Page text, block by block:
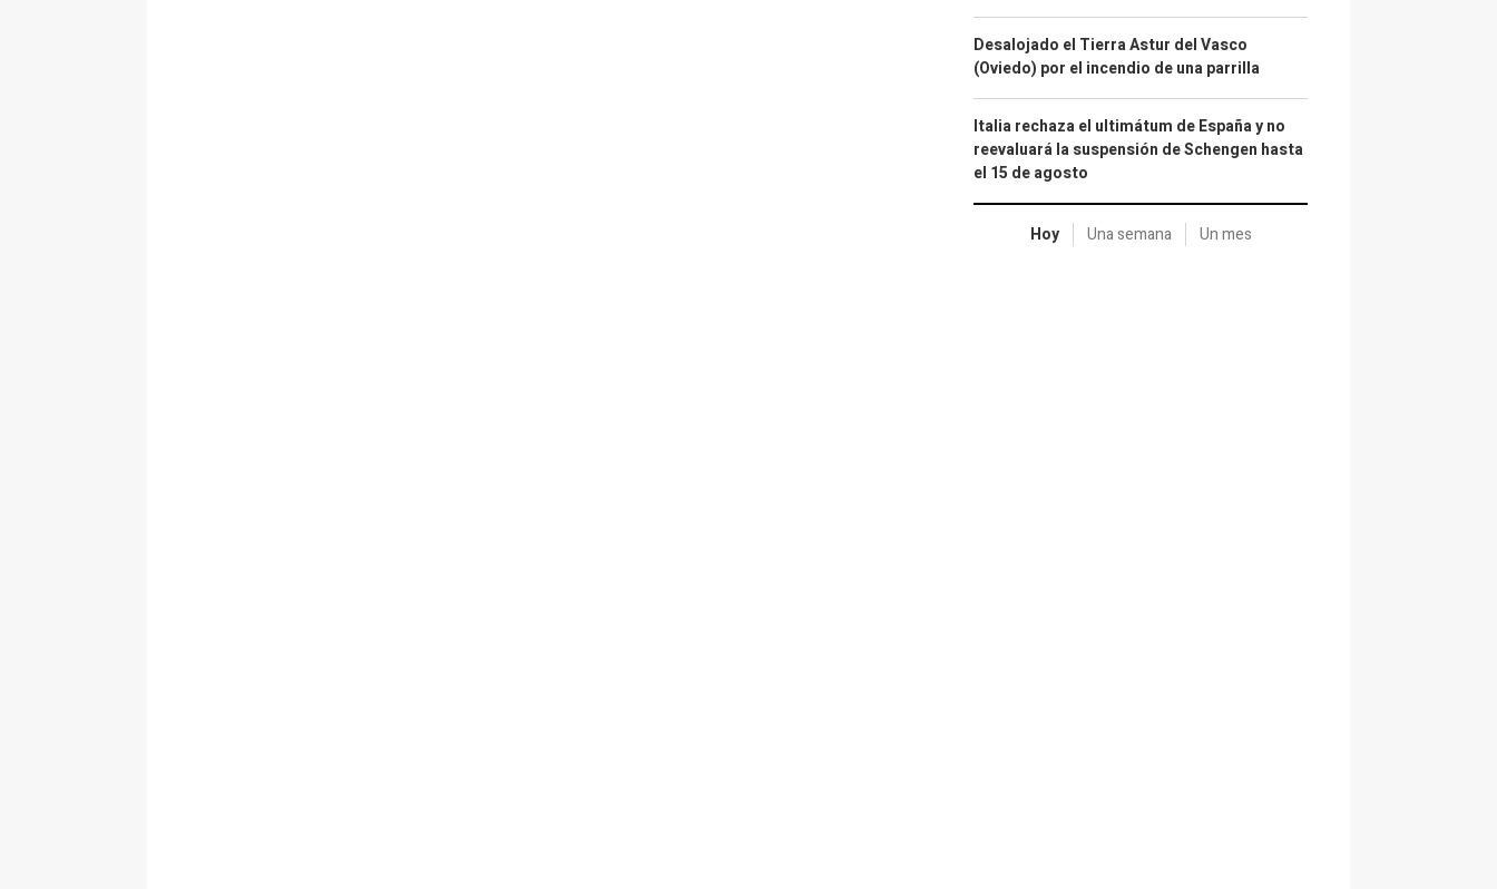
Desalojado el Tierra Astur del Vasco
(Oviedo) por el incendio de una parrilla
Italia rechaza el ultimátum de España y no
reevaluará la suspensión de Schengen hasta
el 15 de agosto
Hoy Una semana Un mes